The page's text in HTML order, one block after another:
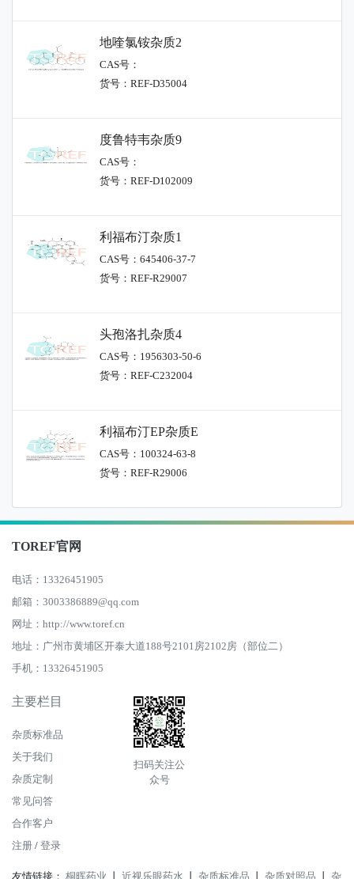
地喹氯铵杂质2
CAS号：
货号：REF-D35004
度鲁特韦杂质9
CAS号：
货号：REF-D102009
利福布汀杂质1
CAS号：645406-37-7
货号：REF-R29007
头孢洛扎杂质4
CAS号：1956303-50-6
货号：REF-C232004
利福布汀EP杂质E
CAS号：100324-63-8
货号：REF-R29006
TOREF官网
电话：13326451905
邮箱：3003386889@qq.com
网址：http://www.toref.cn
地址：广州市黄埔区开泰大道188号2101房2102房（部位二）
手机：13326451905
主要栏目
杂质标准品
关于我们
杂质定制
常见问答
合作客户
注册 / 登录
扫码关注公
众号